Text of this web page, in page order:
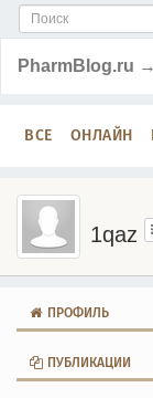
PharmBlog.ru
ВСЕ ОНЛАЙН
1qaz
ПРОФИЛЬ
ПУБЛИКАЦИИ